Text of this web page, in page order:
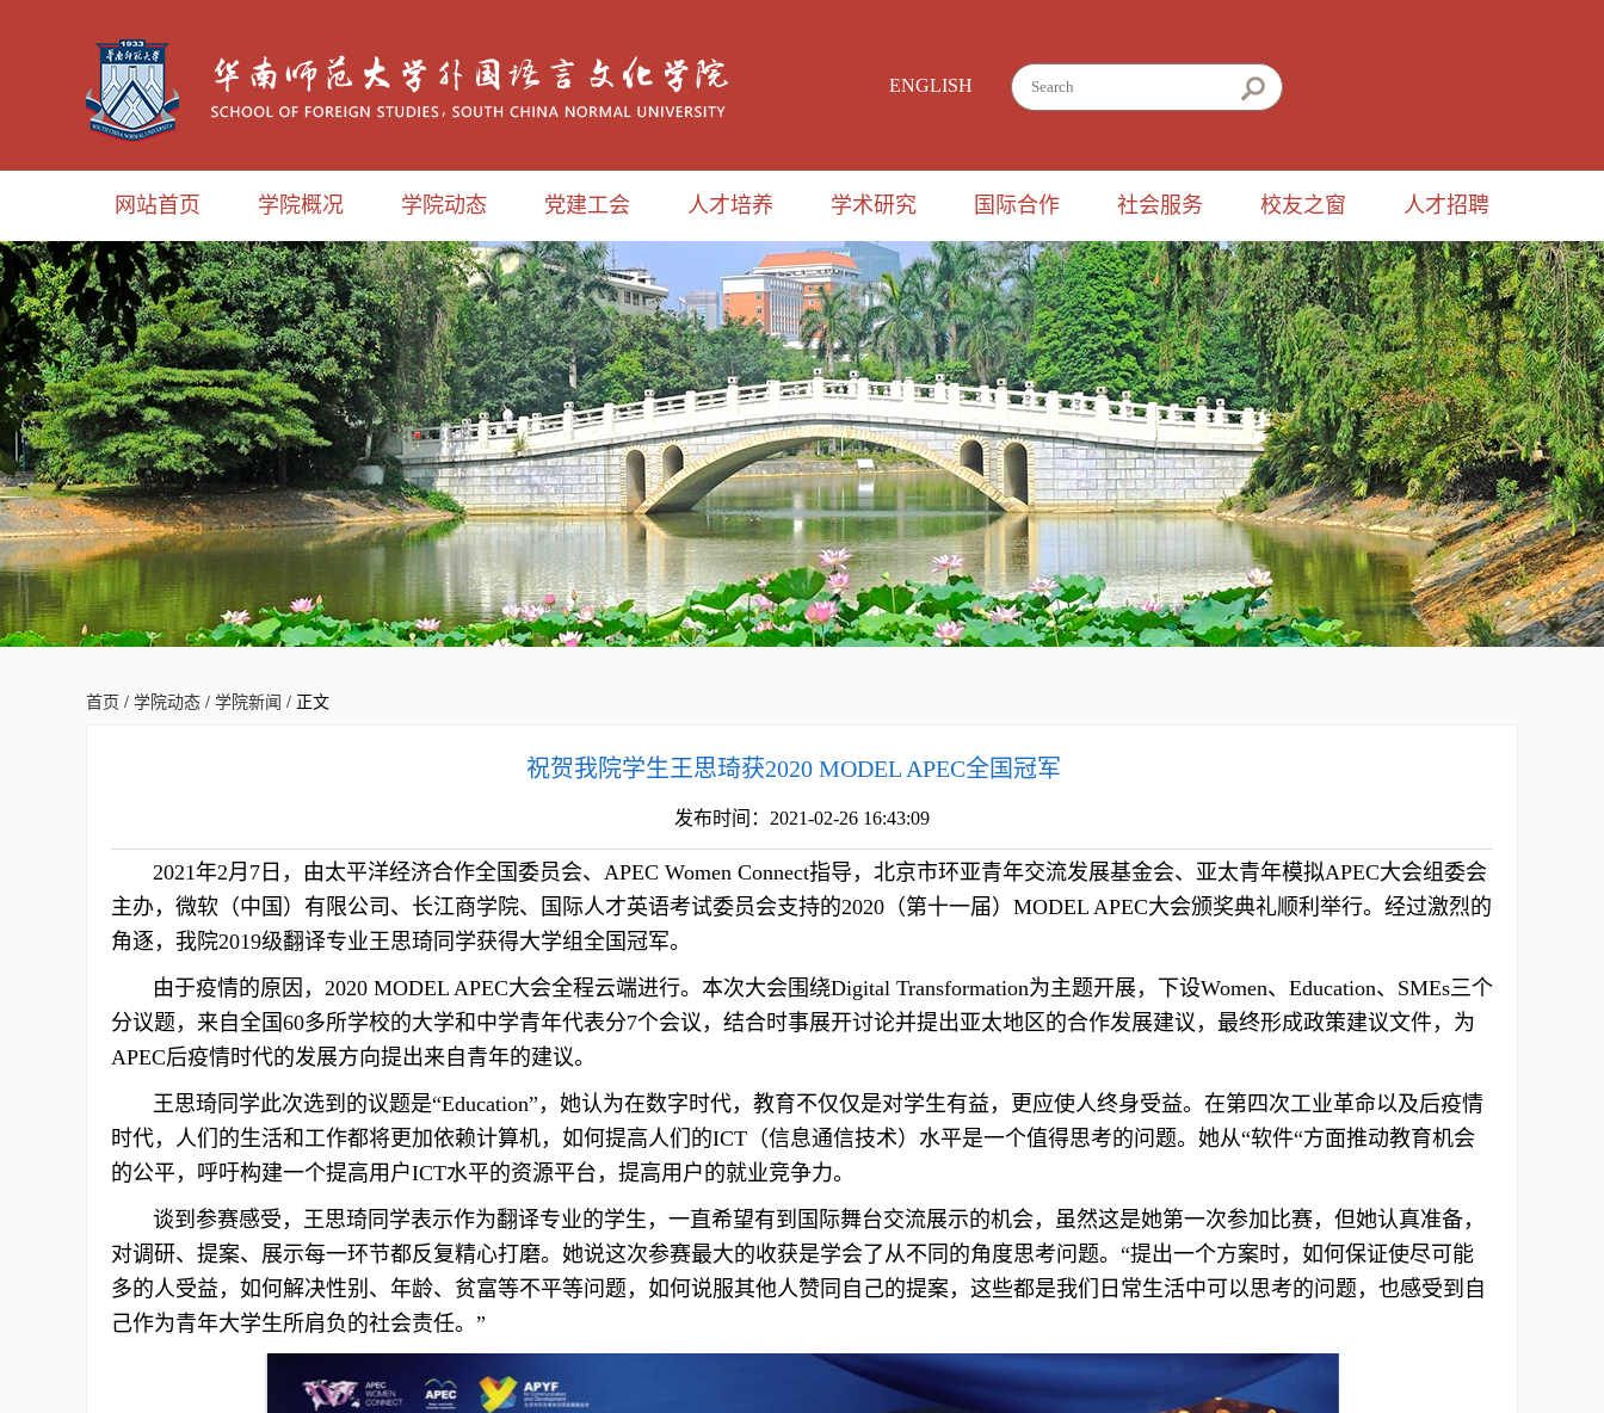
ENGLISH
网站首页 学院概况 学院动态 党建工会 人才培养 学术研究 国际合作 社会服务 校友之窗 人才招聘
首页 / 学院动态 / 学院新闻 / 正文
祝贺我院学生王思琦获2020 MODEL APEC全国冠军
发布时间：2021-02-26 16:43:09
2021年2月7日，由太平洋经济合作全国委员会、APEC Women Connect指导，北京市环亚青年交流发展基金会、亚太青年模拟APEC大会组委会
主办，微软（中国）有限公司、长江商学院、国际人才英语考试委员会支持的2020（第十一届）MODEL APEC大会颁奖典礼顺利举行。经过激烈的
角逐，我院2019级翻译专业王思琦同学获得大学组全国冠军。
由于疫情的原因，2020 MODEL APEC大会全程云端进行。本次大会围绕Digital Transformation为主题开展，下设Women、Education、SMEs三个
分议题，来自全国60多所学校的大学和中学青年代表分7个会议，结合时事展开讨论并提出亚太地区的合作发展建议，最终形成政策建议文件，为
APEC后疫情时代的发展方向提出来自青年的建议。
王思琦同学此次选到的议题是“Education”，她认为在数字时代，教育不仅仅是对学生有益，更应使人终身受益。在第四次工业革命以及后疫情
时代，人们的生活和工作都将更加依赖计算机，如何提高人们的ICT（信息通信技术）水平是一个值得思考的问题。她从“软件“方面推动教育机会
的公平，呼吁构建一个提高用户ICT水平的资源平台，提高用户的就业竞争力。
谈到参赛感受，王思琦同学表示作为翻译专业的学生，一直希望有到国际舞台交流展示的机会，虽然这是她第一次参加比赛，但她认真准备，
对调研、提案、展示每一环节都反复精心打磨。她说这次参赛最大的收获是学会了从不同的角度思考问题。“提出一个方案时，如何保证使尽可能
多的人受益，如何解决性别、年龄、贫富等不平等问题，如何说服其他人赞同自己的提案，这些都是我们日常生活中可以思考的问题，也感受到自
己作为青年大学生所肩负的社会责任。”